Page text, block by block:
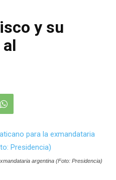
y su
argentina (Foto: Presidencia)